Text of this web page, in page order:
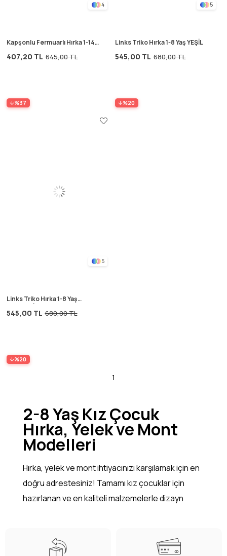
4
Kapşonlu Fermuarlı Hırka 1-14
407,20 TL 645,00 TL
%37
5
Links Triko Hırka 1-8 Yaş YEŞİL
545,00 TL 680,00 TL
%20
5
Links Triko Hırka 1-8 Yaş
ANTRASİT
545,00 TL 680,00 TL
%20
1
2-8 Yaş Kız Çocuk
Hırka, Yelek ve Mont
Modelleri
Hırka, yelek ve mont ihtiyacınızı karşılamak için en
doğru adrestesiniz! Tamamı kız çocuklar için
hazırlanan ve en kaliteli malzemelerle dizayn
koleksiyonda çocuğunuzun da beğenisini